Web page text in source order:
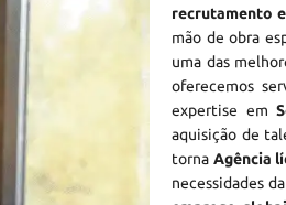
recrutamento
mão de obra
uma das
oferecemos
expertise em
aquisição de
torna Agência
necessidades